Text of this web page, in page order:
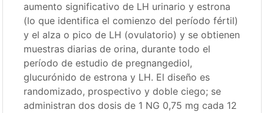
aumento significativo de LH urinario y estrona
(lo que identifica el comienzo del período fértil)
y el alza o pico de LH (ovulatorio) y se obtienen
muestras diarias de orina, durante todo el
período de estudio de pregnangediol,
glucurónido de estrona y LH. El diseño es
randomizado, prospectivo y doble ciego; se
administran dos dosis de 1 NG 0,75 mg cada 12